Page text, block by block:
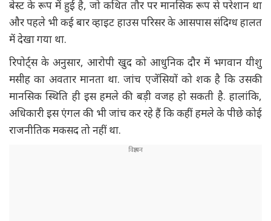
बेस्ट के रूप में हुई है, जो कथित तौर पर मानसिक रूप से परेशान था
और पहले भी कई बार व्हाइट हाउस परिसर के आसपास संदिग्ध हालत
में देखा गया था.
रिपोर्ट्स के अनुसार, आरोपी खुद को आधुनिक दौर में भगवान यीशु
मसीह का अवतार मानता था. जांच एजेंसियों को शक है कि उसकी
मानसिक स्थिति ही इस हमले की बड़ी वजह हो सकती है. हालांकि,
अधिकारी इस एंगल की भी जांच कर रहे हैं कि कहीं हमले के पीछे कोई
राजनीतिक मकसद तो नहीं था.